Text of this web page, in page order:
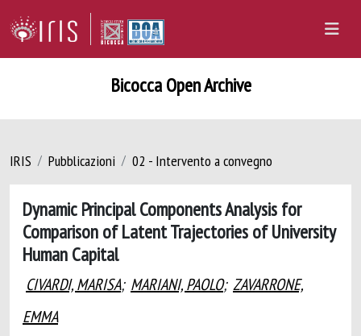
Bicocca Open Archive
IRIS Pubblicazioni 02 - Intervento a convegno
Dynamic Principal Components Analysis for
Comparison of Latent Trajectories of University
Human Capital
CIVARDI, MARISA; MARIANI, PAOLO; ZAVARRONE,
EMMA